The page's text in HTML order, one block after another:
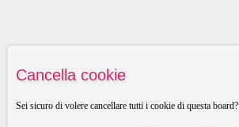
Cancella cookie
Sei sicuro di volere cancellare tutti i cookie di questa board?